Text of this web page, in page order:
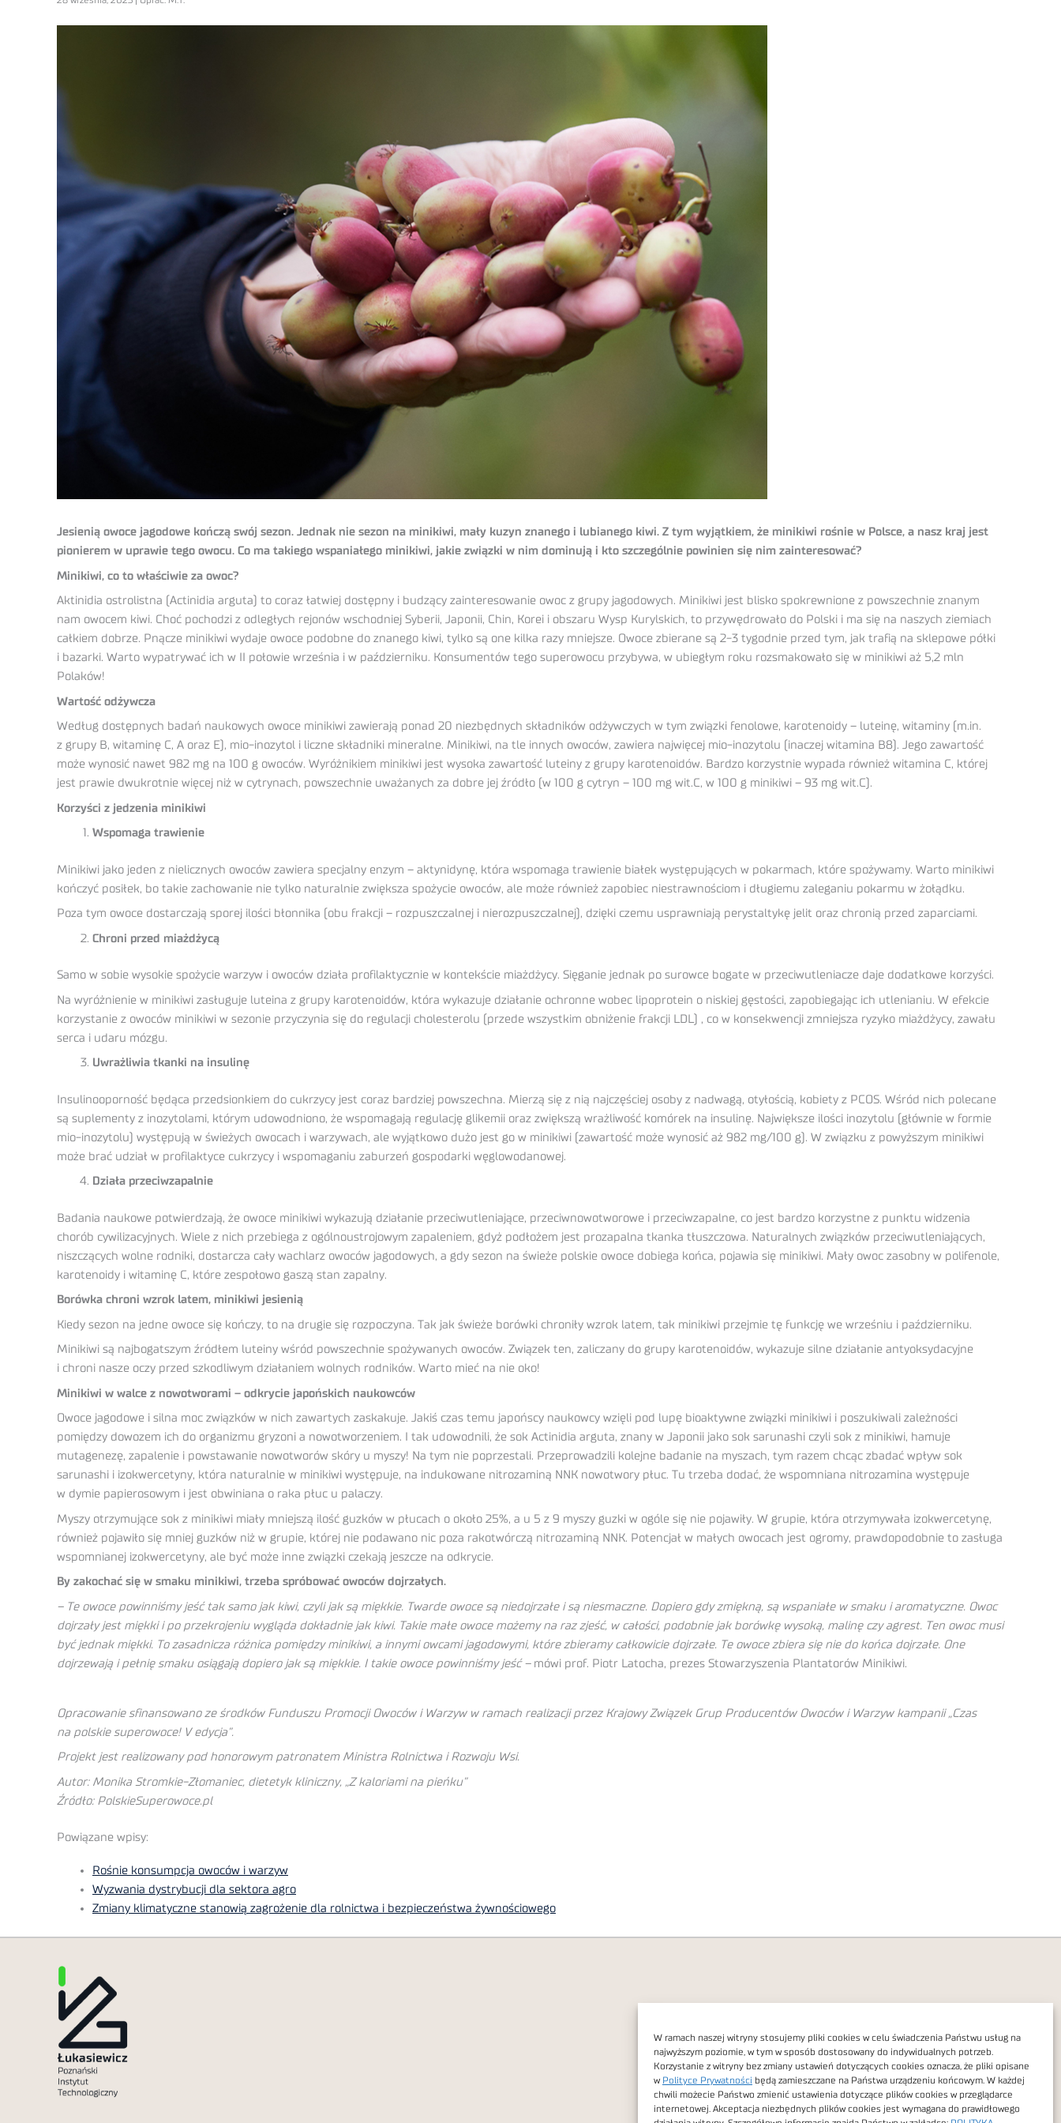
W ramach naszej witryny stosujemy pliki cookies w celu świadczenia Państwu usług na
najwyższym poziomie, w tym w sposób dostosowany do indywidualnych potrzeb.
Korzystanie z witryny bez zmiany ustawień dotyczących cookies oznacza, że pliki opisane
w Polityce Prywatności będą zamieszczane na Państwa urządzeniu końcowym. W każdej
chwili możecie Państwo zmienić ustawienia dotyczące plików cookies w przeglądarce
internetowej. Akceptacja niezbędnych plików cookies jest wymagana do prawidłowego
Jesienią owoce jagodowe kończą swój sezon. Jednak nie sezon na minikiwi, mały kuzyn znanego i lubianego kiwi. Z tym wyjątkiem, że minikiwi rośnie w Polsce, a nasz kraj jest
pionierem w uprawie tego owocu. Co ma takiego wspaniałego minikiwi, jakie związki w nim dominują i kto szczególnie powinien się nim zainteresować?
Minikiwi, co to właściwie za owoc?
Aktinidia ostrolistna (Actinidia arguta) to coraz łatwiej dostępny i budzący zainteresowanie owoc z grupy jagodowych. Minikiwi jest blisko spokrewnione z powszechnie znanym
nam owocem kiwi. Choć pochodzi z odległych rejonów wschodniej Syberii, Japonii, Chin, Korei i obszaru Wysp Kurylskich, to przywędrowało do Polski i ma się na naszych ziemiach
całkiem dobrze. Pnącze minikiwi wydaje owoce podobne do znanego kiwi, tylko są one kilka razy mniejsze. Owoce zbierane są 2-3 tygodnie przed tym, jak trafią na sklepowe półki
i bazarki. Warto wypatrywać ich w II połowie września i w październiku. Konsumentów tego superowocu przybywa, w ubiegłym roku rozsmakowało się w minikiwi aż 5,2 mln
Polaków!
Wartość odżywcza
Według dostępnych badań naukowych owoce minikiwi zawierają ponad 20 niezbędnych składników odżywczych w tym związki fenolowe, karotenoidy – luteinę, witaminy (m.in.
z grupy B, witaminę C, A oraz E), mio-inozytol i liczne składniki mineralne. Minikiwi, na tle innych owoców, zawiera najwięcej mio-inozytolu (inaczej witamina B8). Jego zawartość
może wynosić nawet 982 mg na 100 g owoców. Wyróżnikiem minikiwi jest wysoka zawartość luteiny z grupy karotenoidów. Bardzo korzystnie wypada również witamina C, której
jest prawie dwukrotnie więcej niż w cytrynach, powszechnie uważanych za dobre jej źródło (w 100 g cytryn – 100 mg wit.C, w 100 g minikiwi – 93 mg wit.C).
Korzyści z jedzenia minikiwi
Wspomaga trawienie
Minikiwi jako jeden z nielicznych owoców zawiera specjalny enzym – aktynidynę, która wspomaga trawienie białek występujących w pokarmach, które spożywamy. Warto minikiwi
kończyć posiłek, bo takie zachowanie nie tylko naturalnie zwiększa spożycie owoców, ale może również zapobiec niestrawnościom i długiemu zaleganiu pokarmu w żołądku.
Poza tym owoce dostarczają sporej ilości błonnika (obu frakcji – rozpuszczalnej i nierozpuszczalnej), dzięki czemu usprawniają perystaltykę jelit oraz chronią przed zaparciami.
Chroni przed miażdżycą
Samo w sobie wysokie spożycie warzyw i owoców działa profilaktycznie w kontekście miażdżycy. Sięganie jednak po surowce bogate w przeciwutleniacze daje dodatkowe korzyści.
Na wyróżnienie w minikiwi zasługuje luteina z grupy karotenoidów, która wykazuje działanie ochronne wobec lipoprotein o niskiej gęstości, zapobiegając ich utlenianiu. W efekcie
korzystanie z owoców minikiwi w sezonie przyczynia się do regulacji cholesterolu (przede wszystkim obniżenie frakcji LDL) , co w konsekwencji zmniejsza ryzyko miażdżycy, zawału
serca i udaru mózgu.
Uwrażliwia tkanki na insulinę
Insulinooporność będąca przedsionkiem do cukrzycy jest coraz bardziej powszechna. Mierzą się z nią najczęściej osoby z nadwagą, otyłością, kobiety z PCOS. Wśród nich polecane
są suplementy z inozytolami, którym udowodniono, że wspomagają regulację glikemii oraz zwiększą wrażliwość komórek na insulinę. Największe ilości inozytolu (głównie w formie
mio-inozytolu) występują w świeżych owocach i warzywach, ale wyjątkowo dużo jest go w minikiwi (zawartość może wynosić aż 982 mg/100 g). W związku z powyższym minikiwi
może brać udział w profilaktyce cukrzycy i wspomaganiu zaburzeń gospodarki węglowodanowej.
Działa przeciwzapalnie
Badania naukowe potwierdzają, że owoce minikiwi wykazują działanie przeciwutleniające, przeciwnowotworowe i przeciwzapalne, co jest bardzo korzystne z punktu widzenia
chorób cywilizacyjnych. Wiele z nich przebiega z ogólnoustrojowym zapaleniem, gdyż podłożem jest prozapalna tkanka tłuszczowa. Naturalnych związków przeciwutleniających,
niszczących wolne rodniki, dostarcza cały wachlarz owoców jagodowych, a gdy sezon na świeże polskie owoce dobiega końca, pojawia się minikiwi. Mały owoc zasobny w polifenole,
karotenoidy i witaminę C, które zespołowo gaszą stan zapalny.
Borówka chroni wzrok latem, minikiwi jesienią
Kiedy sezon na jedne owoce się kończy, to na drugie się rozpoczyna. Tak jak świeże borówki chroniły wzrok latem, tak minikiwi przejmie tę funkcję we wrześniu i październiku.
Minikiwi są najbogatszym źródłem luteiny wśród powszechnie spożywanych owoców. Związek ten, zaliczany do grupy karotenoidów, wykazuje silne działanie antyoksydacyjne
i chroni nasze oczy przed szkodliwym działaniem wolnych rodników. Warto mieć na nie oko!
Minikiwi w walce z nowotworami – odkrycie japońskich naukowców
Owoce jagodowe i silna moc związków w nich zawartych zaskakuje. Jakiś czas temu japońscy naukowcy wzięli pod lupę bioaktywne związki minikiwi i poszukiwali zależności
pomiędzy dowozem ich do organizmu gryzoni a nowotworzeniem. I tak udowodnili, że sok Actinidia arguta, znany w Japonii jako sok sarunashi czyli sok z minikiwi, hamuje
mutagenezę, zapalenie i powstawanie nowotworów skóry u myszy! Na tym nie poprzestali. Przeprowadzili kolejne badanie na myszach, tym razem chcąc zbadać wpływ sok
sarunashi i izokwercetyny, która naturalnie w minikiwi występuje, na indukowane nitrozaminą NNK nowotwory płuc. Tu trzeba dodać, że wspomniana nitrozamina występuje
w dymie papierosowym i jest obwiniana o raka płuc u palaczy.
Myszy otrzymujące sok z minikiwi miały mniejszą ilość guzków w płucach o około 25%, a u 5 z 9 myszy guzki w ogóle się nie pojawiły. W grupie, która otrzymywała izokwercetynę,
również pojawiło się mniej guzków niż w grupie, której nie podawano nic poza rakotwórczą nitrozaminą NNK. Potencjał w małych owocach jest ogromy, prawdopodobnie to zasługa
wspomnianej izokwercetyny, ale być może inne związki czekają jeszcze na odkrycie.
By zakochać się w smaku minikiwi, trzeba spróbować owoców dojrzałych.
– Te owoce powinniśmy jeść tak samo jak kiwi, czyli jak są miękkie. Twarde owoce są niedojrzałe i są niesmaczne. Dopiero gdy zmiękną, są wspaniałe w smaku i aromatyczne. Owoc
dojrzały jest miękki i po przekrojeniu wygląda dokładnie jak kiwi. Takie małe owoce możemy na raz zjeść, w całości, podobnie jak borówkę wysoką, malinę czy agrest. Ten owoc musi
być jednak miękki. To zasadnicza różnica pomiędzy minikiwi, a innymi owcami jagodowymi, które zbieramy całkowicie dojrzałe. Te owoce zbiera się nie do końca dojrzałe. One
dojrzewają i pełnię smaku osiągają dopiero jak są miękkie. I takie owoce powinniśmy jeść –mówi prof. Piotr Latocha, prezes Stowarzyszenia Plantatorów Minikiwi.
Opracowanie sfinansowano ze środków Funduszu Promocji Owoców i Warzyw w ramach realizacji przez Krajowy Związek Grup Producentów Owoców i Warzyw kampanii „Czas
na polskie superowoce! V edycja”.
Projekt jest realizowany pod honorowym patronatem Ministra Rolnictwa i Rozwoju Wsi.
Autor: Monika Stromkie-Złomaniec, dietetyk kliniczny, „Z kaloriami na pieńku”
Źródło: PolskieSuperowoce.pl
Powiązane wpisy:
Rośnie konsumpcja owoców i warzyw
Wyzwania dystrybucji dla sektora agro
Zmiany klimatyczne stanowią zagrożenie dla rolnictwa i bezpieczeństwa żywnościowego
Polityka prywatności
Dostępność cyfrowa